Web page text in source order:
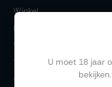
Winkel
Bar 1717
Wijn & Spijs
Thema events
Wijnproeverij
U moet 18 jaar